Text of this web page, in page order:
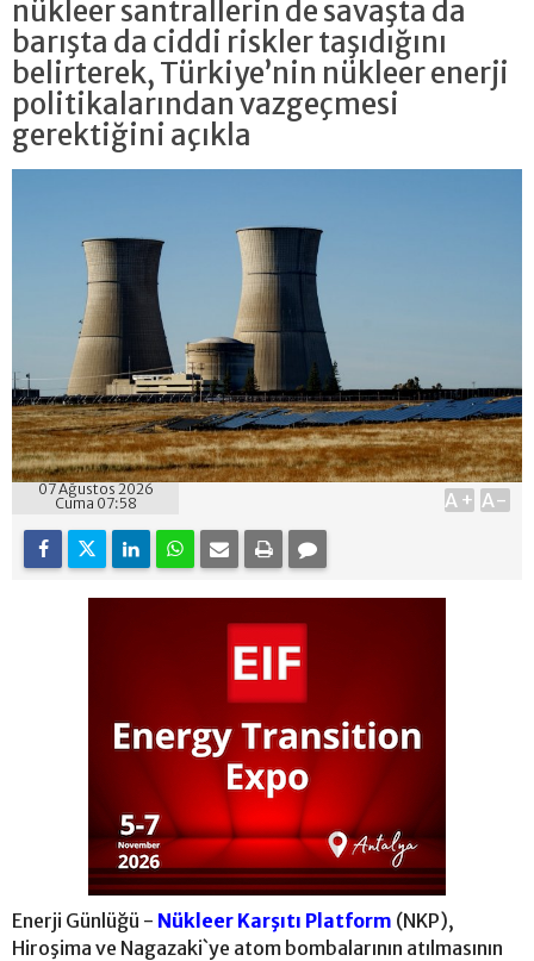
nükleer santrallerin de savaşta da
barışta da ciddi riskler taşıdığını
belirterek, Türkiye’nin nükleer enerji
politikalarından vazgeçmesi
gerektiğini açıkla
07 Ağustos 2026
Cuma 07:58
A+ A-
Enerji Günlüğü - Nükleer Karşıtı Platform (NKP),
Hiroşima ve Nagazaki`ye atom bombalarının atılmasının